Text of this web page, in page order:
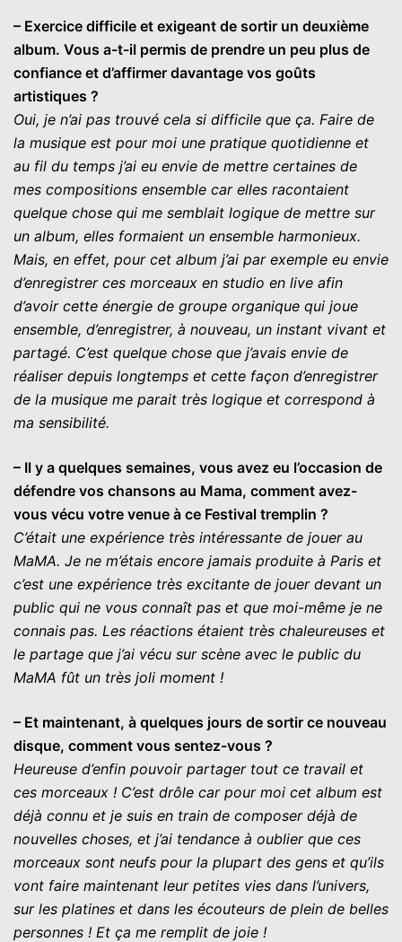
– Exercice difficile et exigeant de sortir un deuxième
album. Vous a-t-il permis de prendre un peu plus de
confiance et d’affirmer davantage vos goûts
artistiques ?
Oui, je n’ai pas trouvé cela si difficile que ça. Faire de
la musique est pour moi une pratique quotidienne et
au fil du temps j’ai eu envie de mettre certaines de
mes compositions ensemble car elles racontaient
quelque chose qui me semblait logique de mettre sur
un album, elles formaient un ensemble harmonieux.
Mais, en effet, pour cet album j’ai par exemple eu envie
d’enregistrer ces morceaux en studio en live afin
d’avoir cette énergie de groupe organique qui joue
ensemble, d’enregistrer, à nouveau, un instant vivant et
partagé. C’est quelque chose que j’avais envie de
réaliser depuis longtemps et cette façon d’enregistrer
de la musique me parait très logique et correspond à
ma sensibilité.
– Il y a quelques semaines, vous avez eu l’occasion de
défendre vos chansons au Mama, comment avez-
vous vécu votre venue à ce Festival tremplin ?
C’était une expérience très intéressante de jouer au
MaMA. Je ne m’étais encore jamais produite à Paris et
c’est une expérience très excitante de jouer devant un
public qui ne vous connaît pas et que moi-même je ne
connais pas. Les réactions étaient très chaleureuses et
le partage que j’ai vécu sur scène avec le public du
MaMA fût un très joli moment !
– Et maintenant, à quelques jours de sortir ce nouveau
disque, comment vous sentez-vous ?
Heureuse d’enfin pouvoir partager tout ce travail et
ces morceaux ! C’est drôle car pour moi cet album est
déjà connu et je suis en train de composer déjà de
nouvelles choses, et j’ai tendance à oublier que ces
morceaux sont neufs pour la plupart des gens et qu’ils
vont faire maintenant leur petites vies dans l’univers,
sur les platines et dans les écouteurs de plein de belles
personnes ! Et ça me remplit de joie !